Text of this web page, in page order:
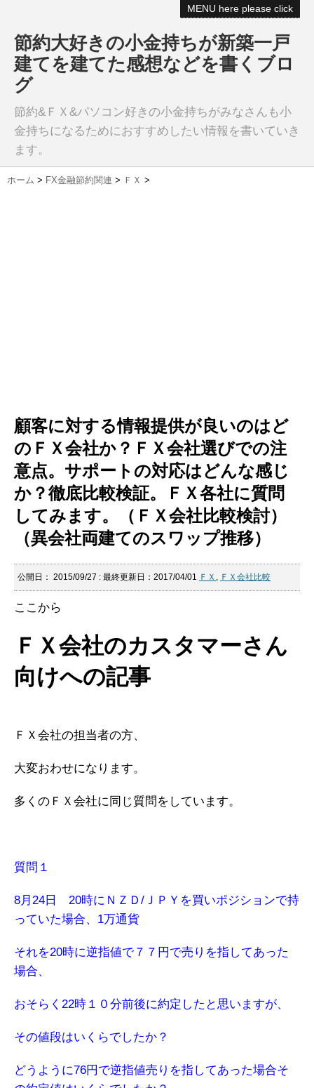
MENU here please click
節約大好きの小金持ちが新築一戸
建てを建てた感想などを書くブロ
グ
節約&ＦＸ&パソコン好きの小金持ちがみなさんも小
金持ちになるためにおすすめしたい情報を書いていき
ます。
ホーム > FX金融節約関連 > ＦＸ >
顧客に対する情報提供が良いのはど
のＦＸ会社か？ＦＸ会社選びでの注
意点。サポートの対応はどんな感じ
か？徹底比較検証。ＦＸ各社に質問
してみます。（ＦＸ会社比較検討）
（異会社両建てのスワップ推移）
公開日： 2015/09/27 : 最終更新日：2017/04/01 ＦＸ , ＦＸ会社比較
ここから
ＦＸ会社のカスタマーさん
向けへの記事
ＦＸ会社の担当者の方、
大変おわせになります。
多くのＦＸ会社に同じ質問をしています。
質問１
8月24日 20時にＮＺＤ/ＪＰＹを買いポジションで持
っていた場合、1万通貨
それを20時に逆指値で７７円で売りを指してあった
場合、
おそらく22時１０分前後に約定したと思いますが、
その値段はいくらでしたか？
どうように76円で逆指値売りを指してあった場合そ